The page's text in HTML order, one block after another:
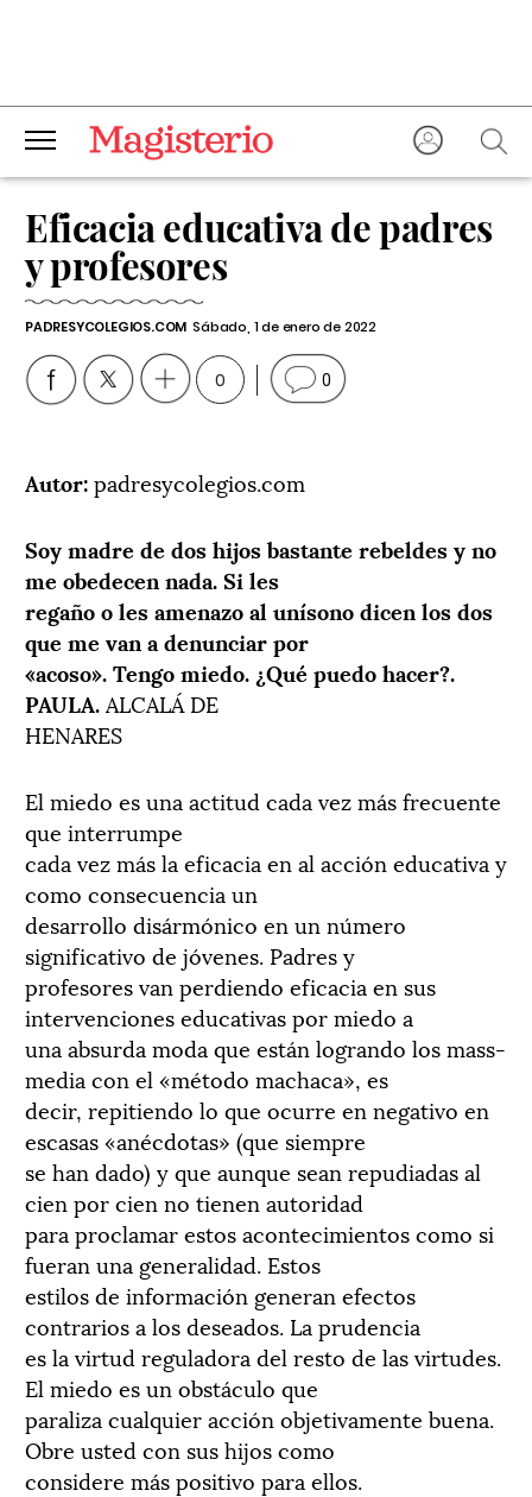
Eficacia educativa de padres
y profesores
PADRESYCOLEGIOS.COM Sábado, 1 de enero de 2022
0 0
Autor:padresycolegios.com
Soy madre de dos hijos bastante rebeldes y no
me obedecen nada. Si les
regaño o les amenazo al unísono dicen los dos
que me van a denunciar por
«acoso». Tengo miedo. ¿Qué puedo hacer?.
PAULA.ALCALÁ DE
HENARES
El miedo es una actitud cada vez más frecuente
que interrumpe
cada vez más la eficacia en al acción educativa y
como consecuencia un
desarrollo disármónico en un número
significativo de jóvenes. Padres y
profesores van perdiendo eficacia en sus
intervenciones educativas por miedo a
una absurda moda que están logrando los mass-
media con el «método machaca», es
decir, repitiendo lo que ocurre en negativo en
escasas «anécdotas» (que siempre
se han dado) y que aunque sean repudiadas al
cien por cien no tienen autoridad
para proclamar estos acontecimientos como si
fueran una generalidad. Estos
estilos de información generan efectos
contrarios a los deseados. La prudencia
es la virtud reguladora del resto de las virtudes.
El miedo es un obstáculo que
paraliza cualquier acción objetivamente buena.
Obre usted con sus hijos como
considere más positivo para ellos.